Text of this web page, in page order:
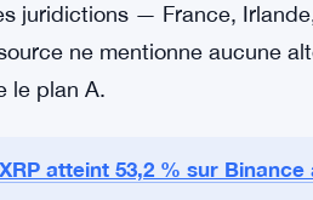
acteurs du marché font
pour le plus gros exchange
la vie de tout le